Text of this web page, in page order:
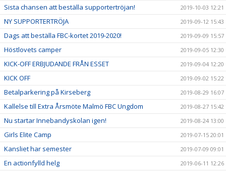
Sista chansen att beställa supportertröjan! 2019-10-03 12:21
NY SUPPORTERTRÖJA 2019-09-12 15:43
Dags att beställa FBC-kortet 2019-2020! 2019-09-09 15:57
Höstlovets camper 2019-09-05 12:30
KICK-OFF ERBJUDANDE FRÅN ESSET 2019-09-04 12:20
KICK OFF 2019-09-02 15:22
Betalparkering på Kirseberg 2019-08-29 16:07
Kallelse till Extra Årsmöte Malmö FBC Ungdom 2019-08-27 15:42
Nu startar Innebandyskolan igen! 2019-08-24 13:00
Girls Elite Camp 2019-07-15 20:01
Kansliet har semester 2019-07-09 09:01
En actionfylld helg 2019-06-11 12:26